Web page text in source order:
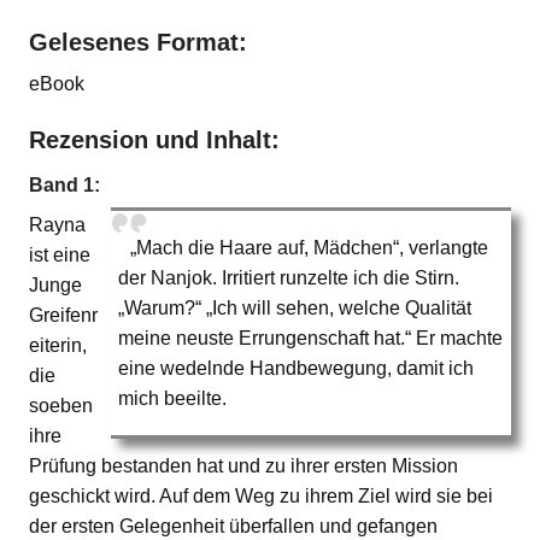
Gelesenes Format:
eBook
Rezension und Inhalt:
Band 1:
„Mach die Haare auf, Mädchen“, verlangte
der Nanjok. Irritiert runzelte ich die Stirn.
„Warum?“ „Ich will sehen, welche Qualität
meine neuste Errungenschaft hat.“ Er machte
eine wedelnde Handbewegung, damit ich
mich beeilte.
Rayna
ist eine
Junge
Greifenr
eiterin,
die
soeben
ihre
Prüfung bestanden hat und zu ihrer ersten Mission
geschickt wird. Auf dem Weg zu ihrem Ziel wird sie bei
der ersten Gelegenheit überfallen und gefangen